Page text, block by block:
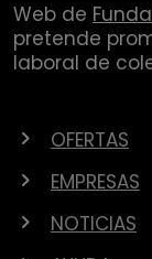
Web de
pretende
laboral de
OFERTAS
EMPRESAS
NOTICIAS